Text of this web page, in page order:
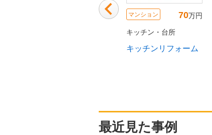
マンション 70万円
キッチン・台所
キッチンリフォーム
最近見た事例